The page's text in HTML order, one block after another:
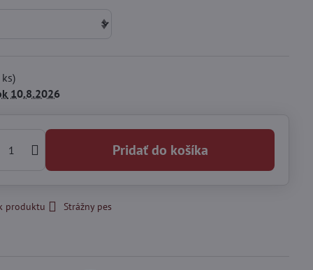
ks)
10.8.2026
Pridať do košíka
produktu Strážny pes